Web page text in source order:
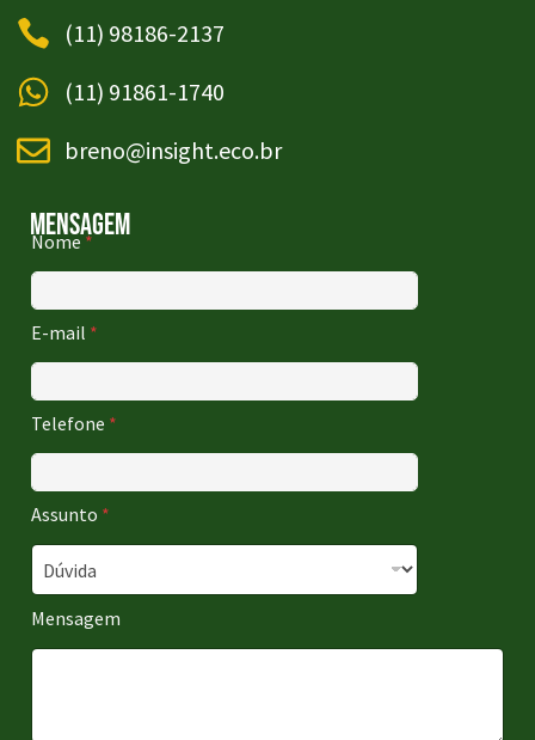
(11) 98186-2137
(11) 91861-1740
breno@insight.eco.br
mensagem
Nome*
E-mail *
Telefone *
Assunto *
Mensagem